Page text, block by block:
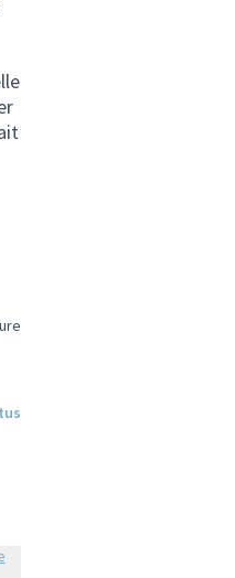
de la catégorie : Arts et culture